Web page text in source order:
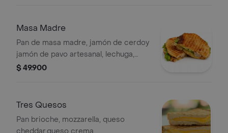
Masa Madre
Pan de masa madre, jamón de cerdoy
jamón de pavo artesanal, lechuga,
tomate,mayonesa casera y jalea de
$ 49.900
Tres Quesos
Pan brioche, mozzarella, queso